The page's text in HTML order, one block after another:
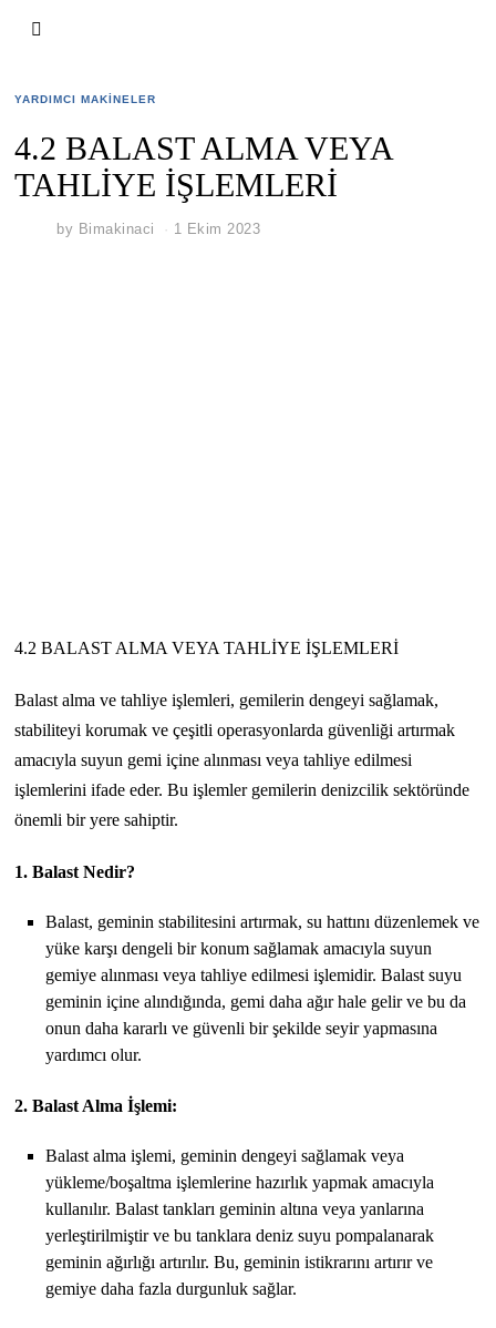
YARDIMCI MAKINELER
4.2 BALAST ALMA VEYA
TAHLİYE İŞLEMLERİ
by Bimakinaci 1 Ekim 2023
4.2 BALAST ALMA VEYA TAHLİYE İŞLEMLERİ
Balast alma ve tahliye işlemleri, gemilerin dengeyi sağlamak,
stabiliteyi korumak ve çeşitli operasyonlarda güvenliği artırmak
amacıyla suyun gemi içine alınması veya tahliye edilmesi
işlemlerini ifade eder. Bu işlemler gemilerin denizcilik sektöründe
önemli bir yere sahiptir.
1. Balast Nedir?
Balast, geminin stabilitesini artırmak, su hattını düzenlemek ve
yüke karşı dengeli bir konum sağlamak amacıyla suyun
gemiye alınması veya tahliye edilmesi işlemidir. Balast suyu
geminin içine alındığında, gemi daha ağır hale gelir ve bu da
onun daha kararlı ve güvenli bir şekilde seyir yapmasına
yardımcı olur.
2. Balast Alma İşlemi:
Balast alma işlemi, geminin dengeyi sağlamak veya
yükleme/boşaltma işlemlerine hazırlık yapmak amacıyla
kullanılır. Balast tankları geminin altına veya yanlarına
yerleştirilmiştir ve bu tanklara deniz suyu pompalanarak
geminin ağırlığı artırılır. Bu, geminin istikrarını artırır ve
gemiye daha fazla durgunluk sağlar.